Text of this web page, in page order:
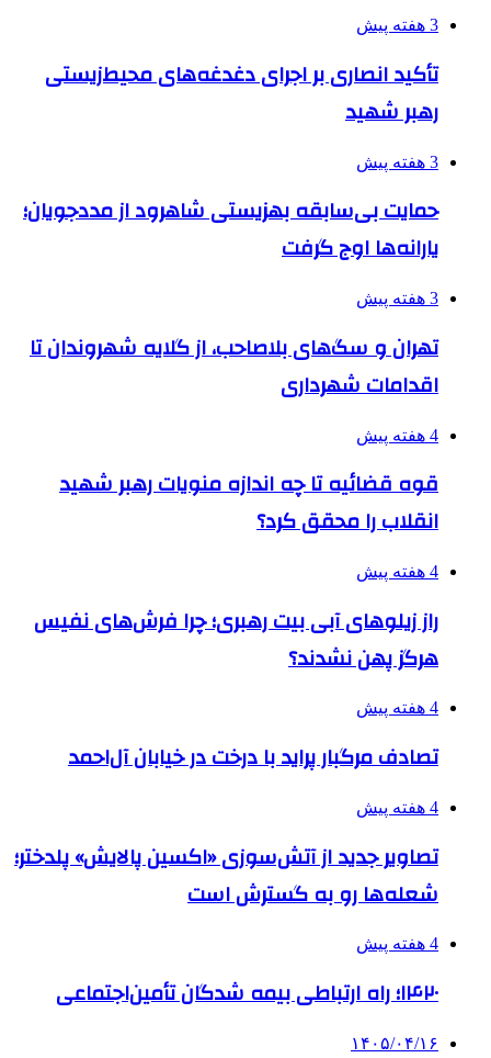
3 هفته پیش
تأکید انصاری بر اجرای دغدغه‌های محیط‌زیستی
رهبر شهید
3 هفته پیش
حمایت بی‌سابقه بهزیستی شاهرود از مددجویان؛
یارانه‌ها اوج گرفت
3 هفته پیش
تهران و سگ‌های بلاصاحب، از گلایه شهروندان تا
اقدامات شهرداری
4 هفته پیش
قوه قضائیه تا چه اندازه منویات رهبر شهید
انقلاب را محقق کرد؟
4 هفته پیش
راز زیلوهای آبی بیت رهبری؛ چرا فرش‌های نفیس
هرگز پهن نشدند؟
4 هفته پیش
تصادف مرگبار پراید با درخت در خیابان آل‌احمد
4 هفته پیش
تصاویر جدید از آتش‌سوزی «اکسین پالایش» پلدختر؛
شعله‌ها رو به گسترش است
4 هفته پیش
۱۴۲۰؛ راه ارتباطی بیمه شدگان تأمین‌اجتماعی
۱۴۰۵/۰۴/۱۶